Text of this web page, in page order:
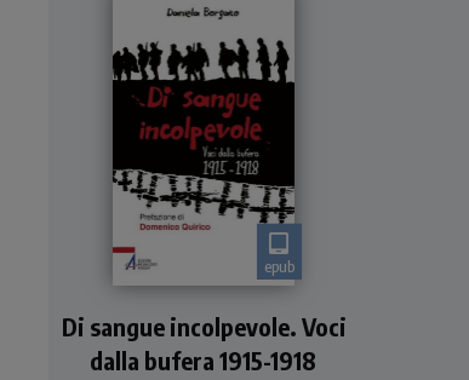
epub
Di sangue incolpevole. Voci
dalla bufera 1915-1918